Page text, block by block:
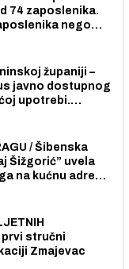
74 zaposlenika.
nego
županiji –
javno dostupnog
upotrebi.
/ Šibenska
Šižgorić” uvela
na kućnu adresu
prvi stručni
Zmajevac